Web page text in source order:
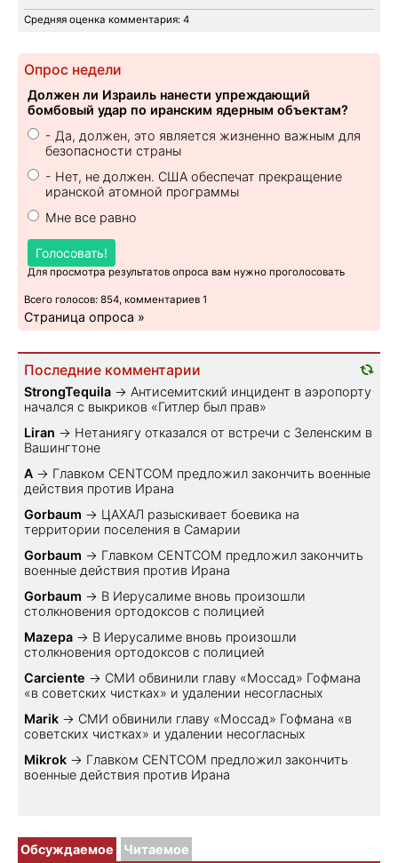
Средняя оценка комментария: 4
Опрос недели
Должен ли Израиль нанести упреждающий
бомбовый удар по иранским ядерным объектам?
- Да, должен, это является жизненно важным для
безопасности страны
- Нет, не должен. США обеспечат прекращение
иранской атомной программы
Мне все равно
Голосовать!
Для просмотра результатов опроса вам нужно проголосовать
Всего голосов: 854, комментариев 1
Страница опроса »
Последние комментарии
StrongTequila → Антисемитский инцидент в аэропорту
начался с выкриков «Гитлер был прав»
Liran → Нетаниягу отказался от встречи с Зеленским в
Вашингтоне
A → Главком CENTCOM предложил закончить военные
действия против Ирана
Gorbaum → ЦАХАЛ разыскивает боевика на
территории поселения в Самарии
Gorbaum → Главком CENTCOM предложил закончить
военные действия против Ирана
Gorbaum → В Иерусалиме вновь произошли
столкновения ортодоксов с полицией
Mazepa → В Иерусалиме вновь произошли
столкновения ортодоксов с полицией
Carciente → СМИ обвинили главу «Моссад» Гофмана
«в советских чистках» и удалении несогласных
Marik → СМИ обвинили главу «Моссад» Гофмана «в
советских чистках» и удалении несогласных
Mikrok → Главком CENTCOM предложил закончить
военные действия против Ирана
Обсуждаемое Читаемое